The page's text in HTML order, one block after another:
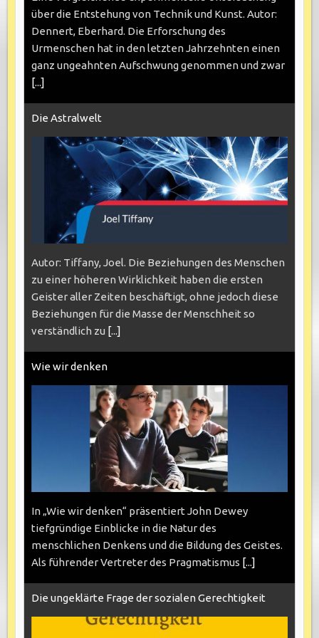
über die Entstehung von Technik und Kunst. Autor:
Dennert, Eberhard. Die Erforschung des
Urmenschen hat in den letzten Jahrzehnten einen
ganz ungeahnten Aufschwung genommen und zwar
[...]
Die Astralwelt
Autor: Tiffany, Joel. Die Beziehungen des Menschen
zu einer höheren Wirklichkeit haben die ersten
Geister aller Zeiten beschäftigt, ohne jedoch diese
Beziehungen für die Masse der Menschheit so
verständlich zu [...]
Wie wir denken
In „Wie wir denken“ präsentiert John Dewey
tiefgründige Einblicke in die Natur des
menschlichen Denkens und die Bildung des Geistes.
Als führender Vertreter des Pragmatismus [...]
Die ungeklärte Frage der sozialen Gerechtigkeit